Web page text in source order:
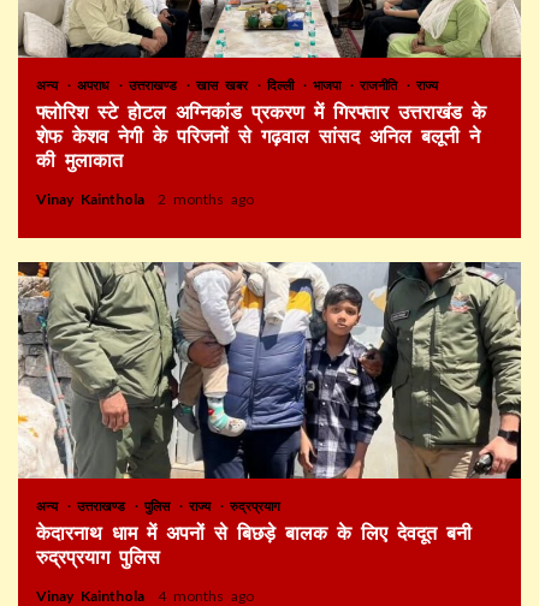
अन्य अपराध उत्तराखण्ड खास खबर दिल्ली भाजपा राजनीति राज्य
फ्लोरिश स्टे होटल अग्निकांड प्रकरण में गिरफ्तार उत्तराखंड के
शेफ केशव नेगी के परिजनों से गढ़वाल सांसद अनिल बलूनी ने
की मुलाकात
Vinay Kainthola 2 months ago
अन्य उत्तराखण्ड पुलिस राज्य रुद्रप्रयाग
केदारनाथ धाम में अपनों से बिछड़े बालक के लिए देवदूत बनी
रुद्रप्रयाग पुलिस
Vinay Kainthola 4 months ago